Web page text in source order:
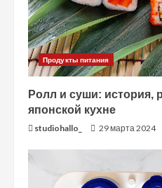
ч
т
е
н
и
Продукты питания
Ролл и суши: история,
японской кухне
studiohallo_ 29 марта 2024